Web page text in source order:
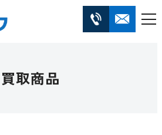
買取商品